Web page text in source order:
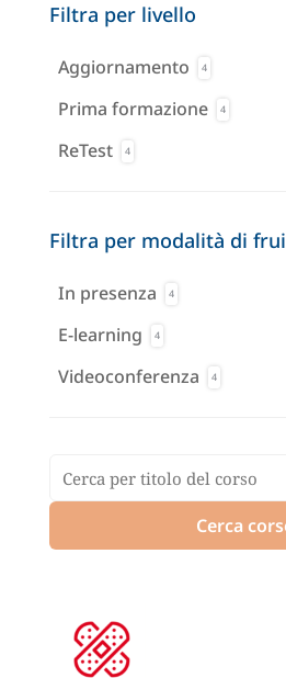
Filtra per livello
Aggiornamento 4
Prima formazione 4
ReTest 4
Filtra per modalità di
In presenza 4
E-learning 4
Videoconferenza 4
Cerca